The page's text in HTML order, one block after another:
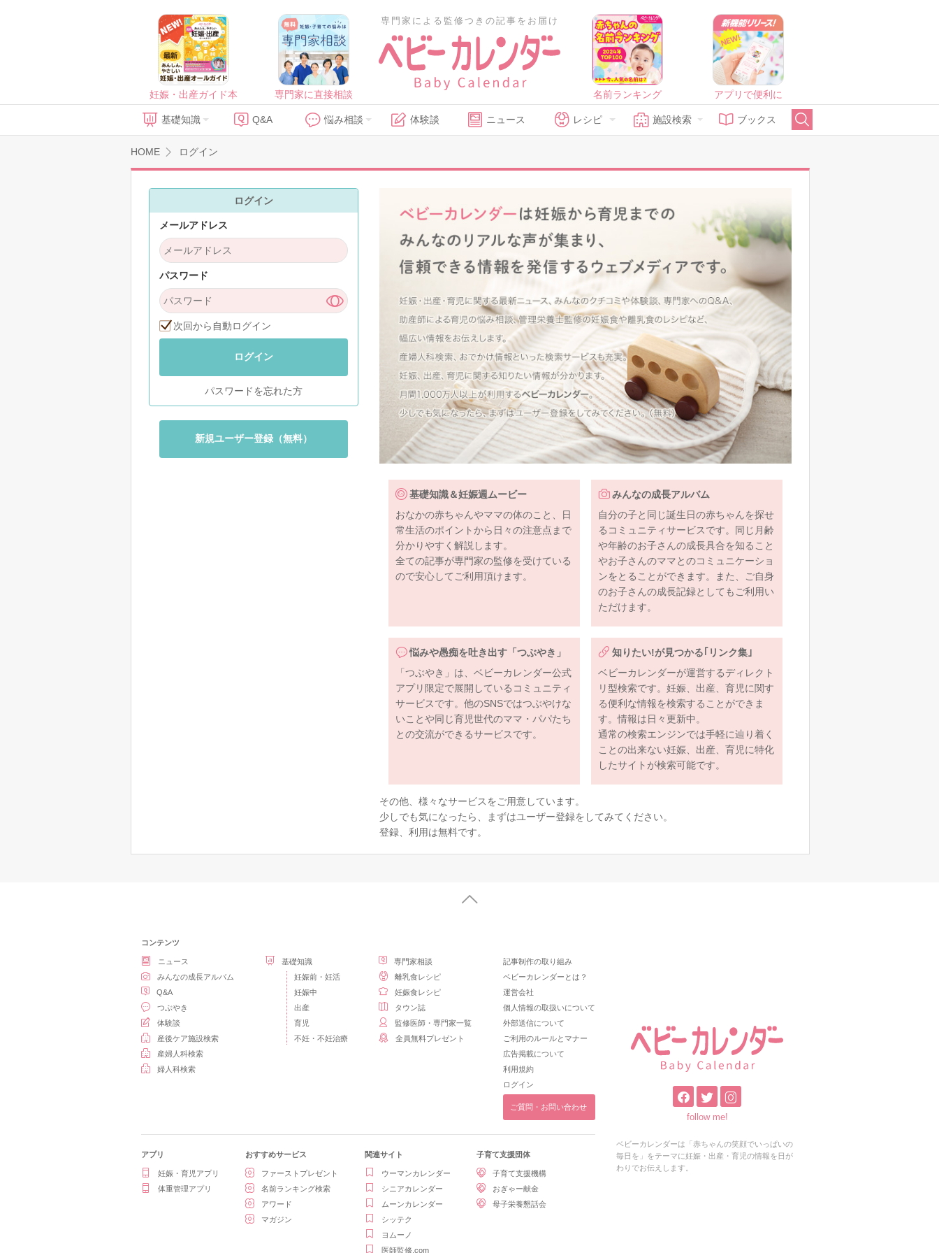
妊娠・出産ガイド本 専門家に直接相談
専門家による監修つきの記事をお届け
名前ランキング アプリで便利に
基礎知識 Q&A 悩み相談 体験談 ニュース レシピ 施設検索 ブックス
HOME ログイン
ログイン
メールアドレス
パスワード
次回から自動ログイン
ログイン
パスワードを忘れた方
新規ユーザー登録（無料）
基礎知識＆妊娠週ムービー
おなかの赤ちゃんやママの体のこと、日
常生活のポイントから日々の注意点まで
分かりやすく解説します。
全ての記事が専門家の監修を受けている
ので安心してご利用頂けます。
みんなの成長アルバム
自分の子と同じ誕生日の赤ちゃんを探せ
るコミュニティサービスです。同じ月齢
や年齢のお子さんの成長具合を知ること
やお子さんのママとのコミュニケーショ
ンをとることができます。また、ご自身
のお子さんの成長記録としてもご利用い
ただけます。
悩みや愚痴を吐き出す「つぶやき」
「つぶやき」は、ベビーカレンダー公式
アプリ限定で展開しているコミュニティ
サービスです。他のSNSではつぶやけな
いことや同じ育児世代のママ・パパたち
との交流ができるサービスです。
知りたい!が見つかる｢リンク集｣
ベビーカレンダーが運営するディレクト
リ型検索です。妊娠、出産、育児に関す
る便利な情報を検索することができま
す。情報は日々更新中。
通常の検索エンジンでは手軽に辿り着く
ことの出来ない妊娠、出産、育児に特化
したサイトが検索可能です。
その他、様々なサービスをご用意しています。
少しでも気になったら、まずはユーザー登録をしてみてください。
登録、利用は無料です。
コンテンツ
ニュース
みんなの成長アルバム
Q&A
つぶやき
体験談
産後ケア施設検索
産婦人科検索
婦人科検索
基礎知識
妊娠前・妊活
妊娠中
出産
育児
不妊・不妊治療
専門家相談
離乳食レシピ
妊娠食レシピ
タウン誌
監修医師・専門家一覧
全員無料プレゼント
記事制作の取り組み
ベビーカレンダーとは？
運営会社
個人情報の取扱いについて
外部送信について
ご利用のルールとマナー
広告掲載について
利用規約
ログイン
ご質問・お問い合わせ
アプリ
妊娠・育児アプリ
体重管理アプリ
おすすめサービス
ファーストプレゼント
名前ランキング検索
アワード
マガジン
関連サイト
ウーマンカレンダー
シニアカレンダー
ムーンカレンダー
シッテク
ヨムーノ
医師監修.com
子育て支援団体
子育て支援機構
おぎゃー献金
母子栄養懇話会
follow me!
ベビーカレンダーは「赤ちゃんの笑顔でいっぱいの
毎日を」をテーマに妊娠・出産・育児の情報を日が
わりでお伝えします。